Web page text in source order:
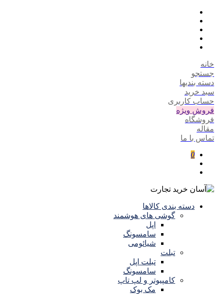
خانه
جستجو
دسته بندیها
سبد خرید
حساب کاربری
فروش ویژه
فروشگاه
مقاله
تماس با ما
0
دسته بندی کالاها
گوشی های هوشمند
اپل
سامسونگ
شیائومی
تبلت
تبلت اپل
سامسونگ
کامپیوتر و لپ تاپ
مک بوک